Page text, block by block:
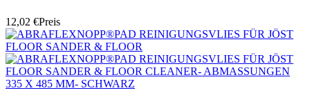
12,02 €Preis